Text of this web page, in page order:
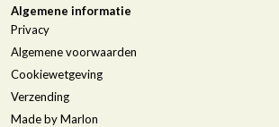
Algemene informatie
Privacy
Algemene voorwaarden
Cookiewetgeving
Verzending
Made by Marlon